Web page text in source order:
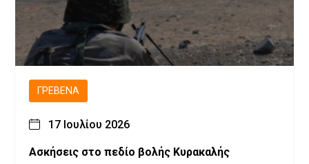
ΓΡΕΒΕΝΆ
17 Ιουλίου 2026
Ασκήσεις στο πεδίο βολής Κυρακαλής